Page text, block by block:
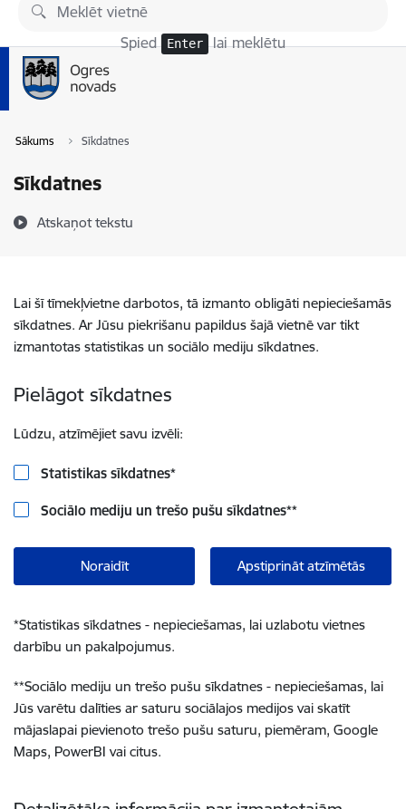
Pāriet uz lapas saturu
Spied Enter lai meklētu
Sākums Sīkdatnes
Sīkdatnes
Atskaņot tekstu
Lai šī tīmekļvietne darbotos, tā izmanto obligāti nepieciešamās
sīkdatnes. Ar Jūsu piekrišanu papildus šajā vietnē var tikt
izmantotas statistikas un sociālo mediju sīkdatnes.
Pielāgot sīkdatnes
Lūdzu, atzīmējiet savu izvēli:
Statistikas sīkdatnes*
Sociālo mediju un trešo pušu sīkdatnes**
Noraidīt Apstiprināt atzīmētās
*Statistikas sīkdatnes - nepieciešamas, lai uzlabotu vietnes
darbību un pakalpojumus.
**Sociālo mediju un trešo pušu sīkdatnes - nepieciešamas, lai
Jūs varētu dalīties ar saturu sociālajos medijos vai skatīt
mājaslapai pievienoto trešo pušu saturu, piemēram, Google
Maps, PowerBI vai citus.